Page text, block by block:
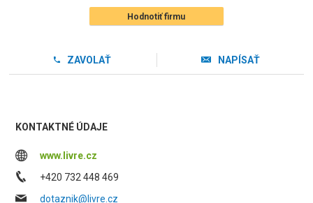
Hodnotiť firmu
ZAVOLAŤ NAPÍSAŤ
KONTAKTNÉ ÚDAJE
www.livre.cz
+420 732 448 469
dotaznik@livre.cz